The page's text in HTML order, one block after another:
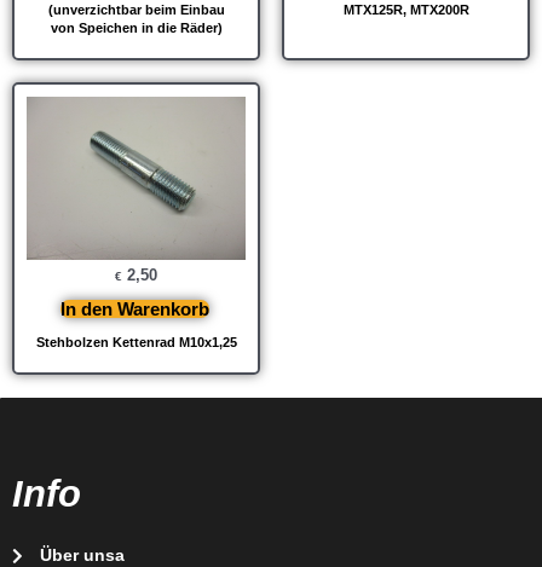
(unverzichtbar beim Einbau
von Speichen in die Räder)
MTX125R, MTX200R
Stehbolzen Kettenrad M10x1,25
€ 2,50
In den Warenkorb
Info
Über unsa